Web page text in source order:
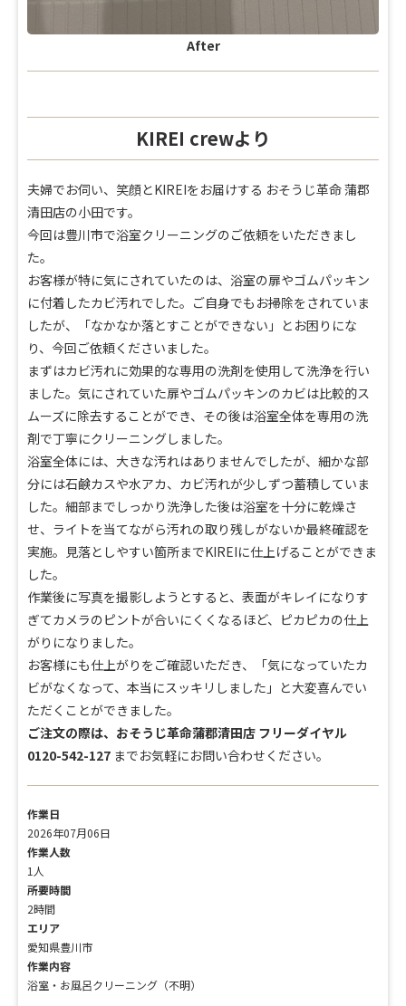
After
KIREI crewより
夫婦でお伺い、笑顔とKIREIをお届けする おそうじ革命 蒲郡
清田店の小田です。
今回は豊川市で浴室クリーニングのご依頼をいただきまし
た。
お客様が特に気にされていたのは、浴室の扉やゴムパッキン
に付着したカビ汚れでした。ご自身でもお掃除をされていま
したが、「なかなか落とすことができない」とお困りにな
り、今回ご依頼くださいました。
まずはカビ汚れに効果的な専用の洗剤を使用して洗浄を行い
ました。気にされていた扉やゴムパッキンのカビは比較的ス
ムーズに除去することができ、その後は浴室全体を専用の洗
剤で丁寧にクリーニングしました。
浴室全体には、大きな汚れはありませんでしたが、細かな部
分には石鹸カスや水アカ、カビ汚れが少しずつ蓄積していま
した。細部までしっかり洗浄した後は浴室を十分に乾燥さ
せ、ライトを当てながら汚れの取り残しがないか最終確認を
実施。見落としやすい箇所までKIREIに仕上げることができま
した。
作業後に写真を撮影しようとすると、表面がキレイになりす
ぎてカメラのピントが合いにくくなるほど、ピカピカの仕上
がりになりました。
お客様にも仕上がりをご確認いただき、「気になっていたカ
ビがなくなって、本当にスッキリしました」と大変喜んでい
ただくことができました。
ご注文の際は、おそうじ革命蒲郡清田店 フリーダイヤル
0120-542-127 までお気軽にお問い合わせください。
作業日
2026年07月06日
作業人数
1人
所要時間
2時間
エリア
愛知県豊川市
作業内容
浴室・お風呂クリーニング（不明）